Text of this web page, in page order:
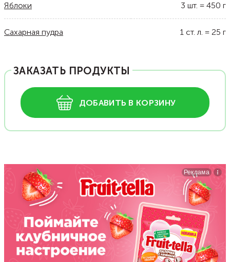
Яблоки 3 шт. = 450 г
Сахарная пудра 1 ст. л. = 25 г
ЗАКАЗАТЬ ПРОДУКТЫ
ДОБАВИТЬ В КОРЗИНУ